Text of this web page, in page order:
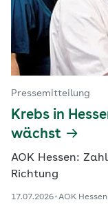
Pressemitteilung
Krebs in
wächst
AOK Hessen:
Richtung
17.07.2026 AOK Hessen